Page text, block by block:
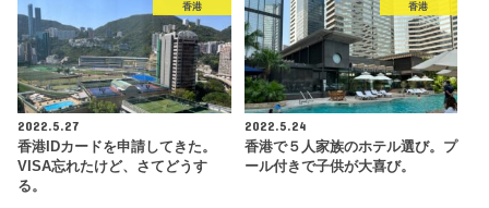
香港
2022.5.27
香港IDカードを申請してきた。
VISA忘れたけど、さてどうす
る。
香港
2022.5.24
香港で５人家族のホテル選び。プ
ール付きで子供が大喜び。